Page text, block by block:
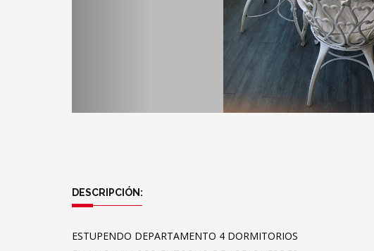
DESCRIPCIÓN:
ESTUPENDO DEPARTAMENTO 4 DORMITORIOS